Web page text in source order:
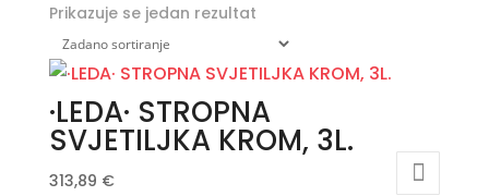
Prikazuje se jedan rezultat
·LEDA· STROPNA
SVJETILJKA KROM, 3L.
313,89 €